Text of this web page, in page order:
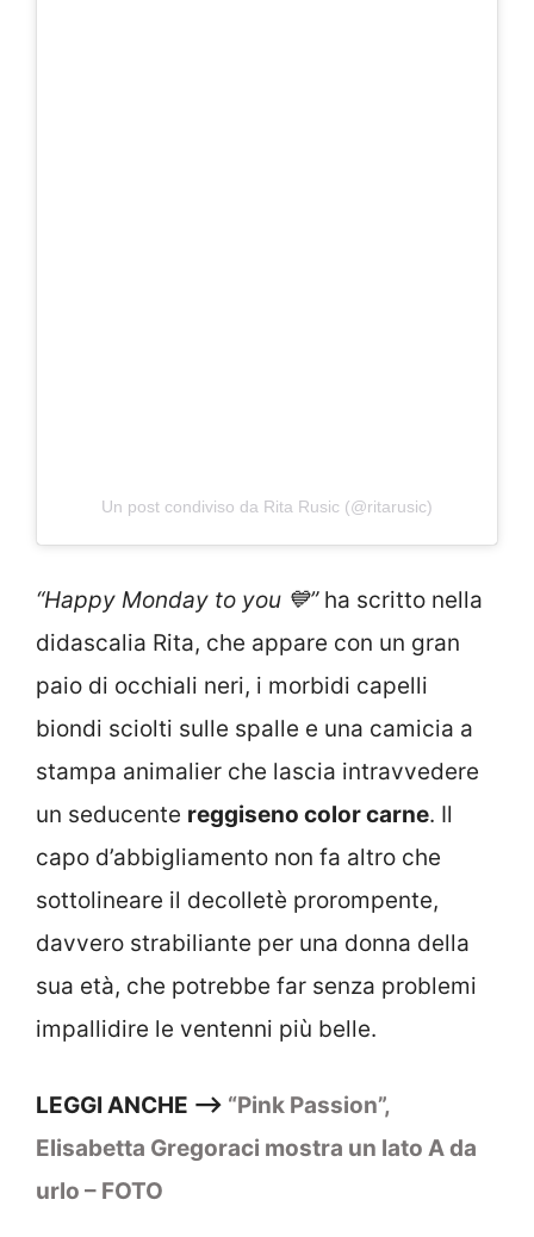
Un post condiviso da Rita Rusic (@ritarusic)
“Happy Monday to you 💙”ha scritto nella
didascalia Rita, che appare con un gran
paio di occhiali neri, i morbidi capelli
biondi sciolti sulle spalle e una camicia a
stampa animalier che lascia intravvedere
un seducente reggiseno color carne. Il
capo d’abbigliamento non fa altro che
sottolineare il decolletè prorompente,
davvero strabiliante per una donna della
sua età, che potrebbe far senza problemi
impallidire le ventenni più belle.
LEGGI ANCHE –> “Pink Passion”,
Elisabetta Gregoraci mostra un lato A da
urlo – FOTO